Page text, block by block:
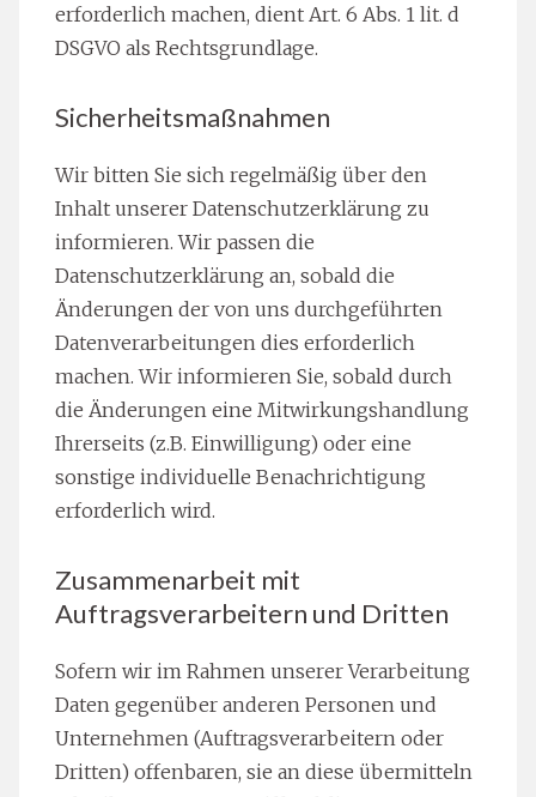
erforderlich machen, dient Art. 6 Abs. 1 lit. d
DSGVO als Rechtsgrundlage.
Sicherheitsmaßnahmen
Wir bitten Sie sich regelmäßig über den
Inhalt unserer Datenschutzerklärung zu
informieren. Wir passen die
Datenschutzerklärung an, sobald die
Änderungen der von uns durchgeführten
Datenverarbeitungen dies erforderlich
machen. Wir informieren Sie, sobald durch
die Änderungen eine Mitwirkungshandlung
Ihrerseits (z.B. Einwilligung) oder eine
sonstige individuelle Benachrichtigung
erforderlich wird.
Zusammenarbeit mit
Auftragsverarbeitern und Dritten
Sofern wir im Rahmen unserer Verarbeitung
Daten gegenüber anderen Personen und
Unternehmen (Auftragsverarbeitern oder
Dritten) offenbaren, sie an diese übermitteln